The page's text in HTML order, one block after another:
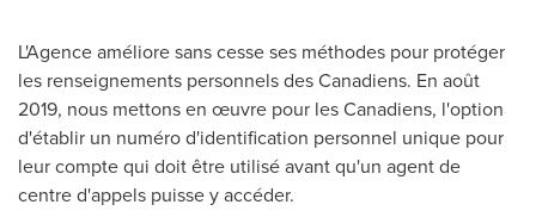
L'Agence améliore sans cesse ses méthodes pour protéger
les renseignements personnels des Canadiens. En août
2019, nous mettons en œuvre pour les Canadiens, l'option
d'établir un numéro d'identification personnel unique pour
leur compte qui doit être utilisé avant qu'un agent de
centre d'appels puisse y accéder.